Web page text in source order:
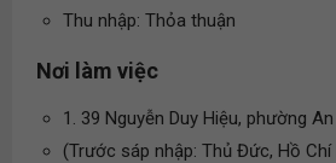
Thu nhập: Thỏa thuận
Nơi làm việc
1. 39 Nguyễn Duy Hiệu, phường
(Trước sáp nhập: Thủ Đức, Hồ Chí